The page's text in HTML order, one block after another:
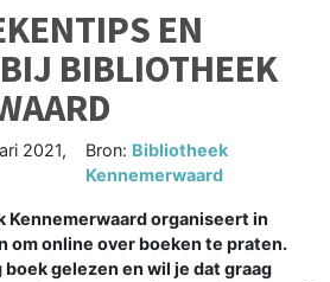
EN
BIBLIOTHEEK
2021,
Bron: Bibliotheek
Kennemerwaard
Kennemerwaard organiseert in
om online over boeken te praten.
gelezen en wil je dat graag